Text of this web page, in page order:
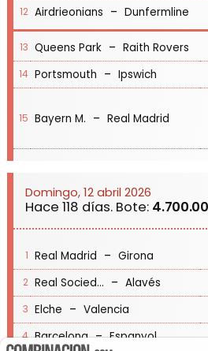
12 Airdrieonians - Dunfermline
13 Queens Park - Raith Rovers
14 Portsmouth - Ipswich
15 Bayern M. - Real Madrid
Domingo, 12 abril 2026
Hace 118 días. Bote:
1 Real Madrid - Girona
2 Real Sociedad - Alavés
3 Elche - Valencia
4 Barcelona - Espanyol